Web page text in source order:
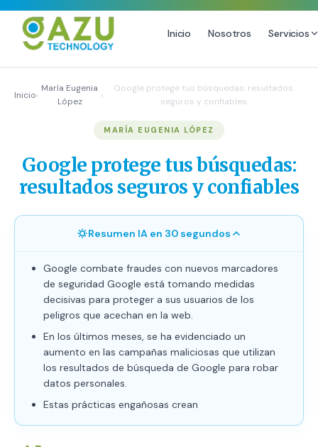
Inicio Nosotros Servicios
Email Marketing y SMS
Publicidad Digital
Growth Youtube ↗
Producción de Videos
Inicio›
María Eugenia
López
›
Google protege tus búsquedas: resultados
seguros y confiables
MARÍA EUGENIA LÓPEZ
Google protege tus búsquedas:
resultados seguros y confiables
Resumen IA en 30 segundos
Google combate fraudes con nuevos marcadores
de seguridad Google está tomando medidas
decisivas para proteger a sus usuarios de los
peligros que acechan en la web.
En los últimos meses, se ha evidenciado un
aumento en las campañas maliciosas que utilizan
los resultados de búsqueda de Google para robar
datos personales.
Estas prácticas engañosas crean